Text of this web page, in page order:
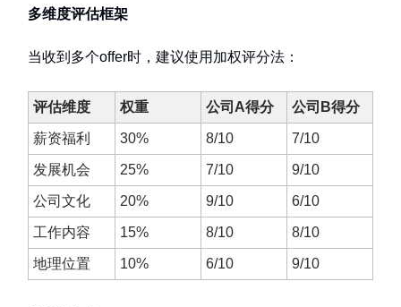
多维度评估框架
当收到多个offer时，建议使用加权评分法：
评估维度 权重 公司A得分 公司B得分
薪资福利 30% 8/10 7/10
发展机会 25% 7/10 9/10
公司文化 20% 9/10 6/10
工作内容 15% 8/10 8/10
地理位置 10% 6/10 9/10